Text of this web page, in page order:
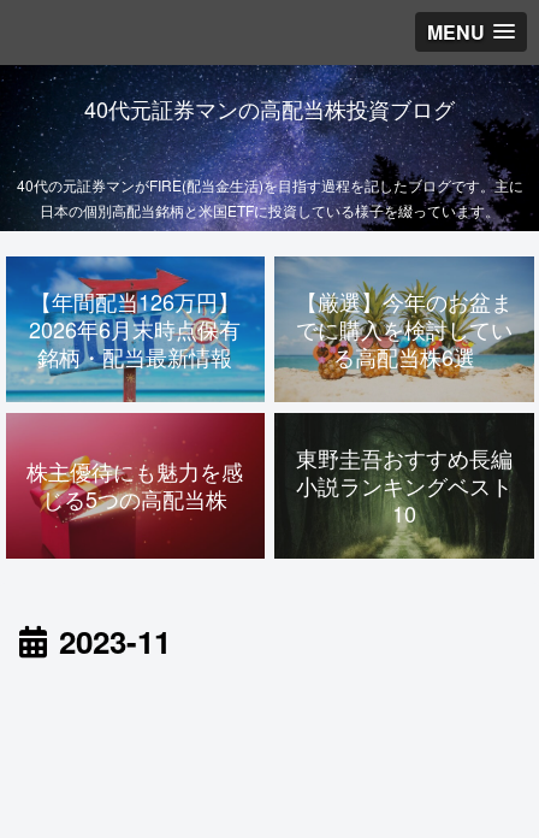
MENU
40代元証券マンの高配当株投資ブログ
40代の元証券マンがFIRE(配当金生活)を目指す過程を記したブログです。主に
日本の個別高配当銘柄と米国ETFに投資している様子を綴っています。
【年間配当126万円】
2026年6月末時点保有
銘柄・配当最新情報
【厳選】今年のお盆ま
でに購入を検討してい
る高配当株6選
株主優待にも魅力を感
じる5つの高配当株
東野圭吾おすすめ長編
小説ランキングベスト
10
2023-11